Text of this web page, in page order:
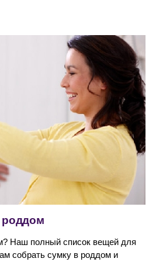
роддом
Наш полный список вещей для
собрать сумку в роддом и